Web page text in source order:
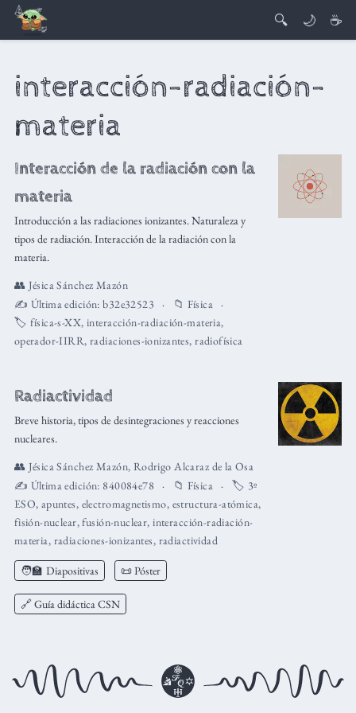
🔍 🌙 ☕
interacción-radiación-
materia
Interacción de la radiación con la
materia
Introducción a las radiaciones ionizantes. Naturaleza y
tipos de radiación. Interacción de la radiación con la
materia.
👥 Jésica Sánchez Mazón
✍️ Última edición:b32e32523 📁 Física
🏷️ física-s-XX,interacción-radiación-materia,
operador-IIRR,radiaciones-ionizantes,radiofísica
Radiactividad
Breve historia, tipos de desintegraciones y reacciones
nucleares.
👥 Jésica Sánchez Mazón, Rodrigo Alcaraz de la Osa
✍️ Última edición: 840084e78 📁 Física 🏷️ 3º
ESO, apuntes, electromagnetismo, estructura-atómica,
fisión-nuclear,fusión-nuclear,interacción-radiación-
materia, radiaciones-ionizantes, radiactividad
🧑‍🏫 Diapositivas 📜 Póster
🔗 Guía didáctica CSN